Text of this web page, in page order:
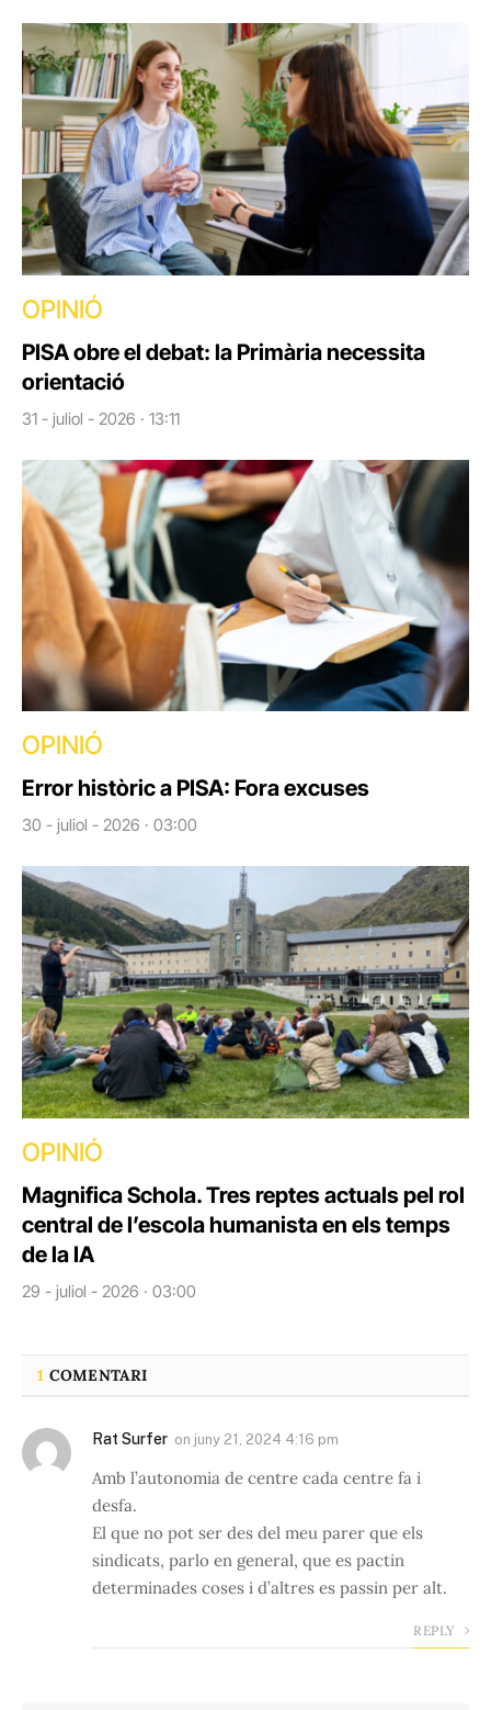
OPINIÓ
PISA obre el debat: la Primària necessita
orientació
31 - juliol - 2026 · 13:11
OPINIÓ
Error històric a PISA: Fora excuses
30 - juliol - 2026 · 03:00
OPINIÓ
Magnifica Schola. Tres reptes actuals pel rol
central de l’escola humanista en els temps
de la IA
29 - juliol - 2026 · 03:00
1 COMENTARI
Rat Surfer on juny 21, 2024 4:16 pm
Amb l’autonomia de centre cada centre fa i
desfa.
El que no pot ser des del meu parer que els
sindicats, parlo en general, que es pactin
determinades coses i d’altres es passin per alt.
REPLY